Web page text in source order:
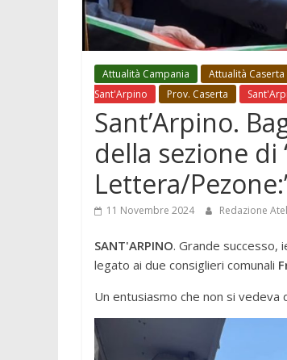
Attualità Campania Attualità Caserta
Sant'Arpino
Prov. Caserta
Sant’Arpino.
della sezione di
Lettera/
11 Novembre 2024 Redazione
SANT'ARPINO. Grande successo,
legato ai due consiglieri comunali
Un entusiasmo che non si